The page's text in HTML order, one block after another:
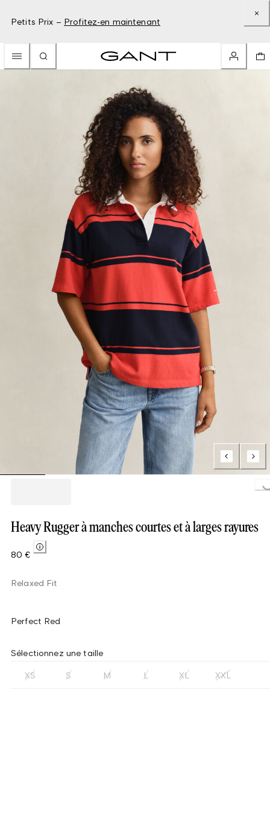
Petits Prix – Profitez-en maintenant
Loading...
Heavy Rugger à manches courtes et à larges rayures
80 €
Relaxed Fit
Perfect Red
Sélectionnez une taille
XS S M L XL XXL